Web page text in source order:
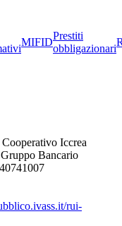
MIFID
Prestiti
obbligazionari
Iccrea
Bancario
rui-